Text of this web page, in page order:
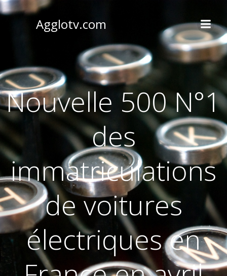
Agglotv.com
Nouvelle 500 N°1
des
immatriculations
de voitures
électriques en